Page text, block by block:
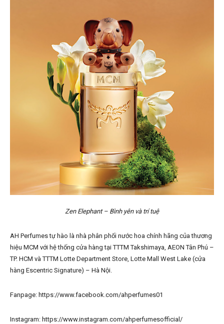
Zen Elephant – Bình yên và trí tuệ
AH Perfumes tự hào là nhà phân phối nước hoa chính hãng của thương
hiệu MCM với hệ thống cửa hàng tại TTTM Takshimaya, AEON Tân Phú –
TP. HCM và TTTM Lotte Department Store, Lotte Mall West Lake (cửa
hàng Escentric Signature) – Hà Nội.
Fanpage: https://www.facebook.com/ahperfumes01
Instagram: https://www.instagram.com/ahperfumesofficial/